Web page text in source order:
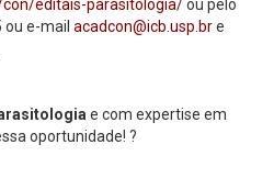
editais-parasitologia/ ou pelo
ou e-mail acadcon@icb.usp.bre
e com expertise em
oportunidade! ?️